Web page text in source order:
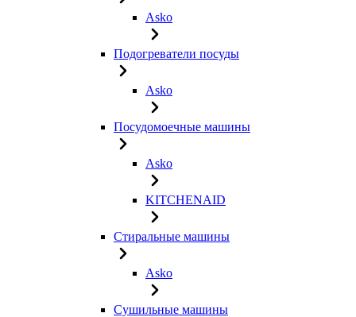
Asko
Подогреватели посуды
Asko
Посудомоечные машины
Asko
KITCHENAID
Стиральные машины
Asko
Сушильные машины